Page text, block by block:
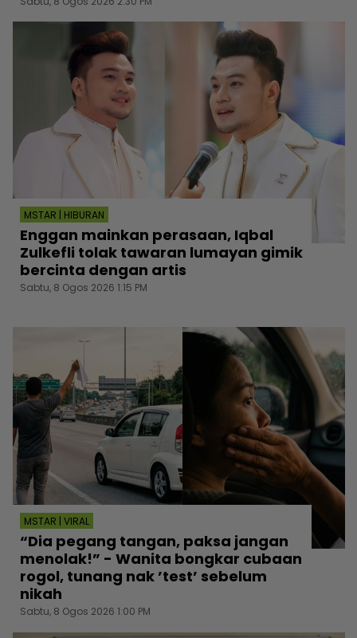
MSTAR | HIBURAN
Enggan mainkan perasaan, Iqbal
Zulkefli tolak tawaran lumayan gimik
bercinta dengan artis
Sabtu, 8 Ogos 2026 1:15 PM
MSTAR | VIRAL
“Dia pegang tangan, paksa jangan
menolak!” - Wanita bongkar cubaan
rogol, tunang nak ’test’ sebelum
nikah
Sabtu, 8 Ogos 2026 1:00 PM